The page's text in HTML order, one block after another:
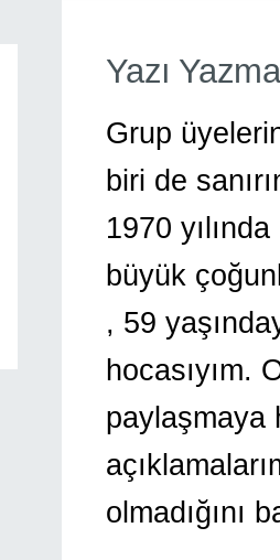
Yazı
Grup
biri de
1970
büyük
, 59
hocasıyım.
paylaşmaya
olmadığını